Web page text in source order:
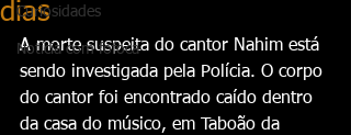
Curiosidades
Notícia com fofoca
dias
A morte suspeita do cantor Nahim está
sendo investigada pela Polícia. O corpo
do cantor foi encontrado caído dentro
da casa do músico, em Taboão da